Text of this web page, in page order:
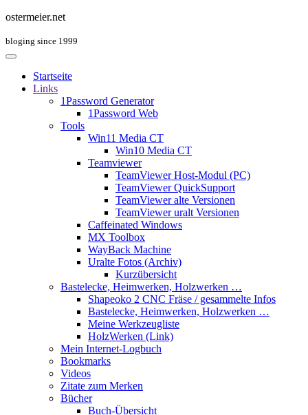
ostermeier.net
bloging since 1999
Startseite
Links
1Password Generator
1Password Web
Tools
Win11 Media CT
Win10 Media CT
Teamviewer
TeamViewer Host-Modul (PC)
TeamViewer QuickSupport
TeamViewer alte Versionen
TeamViewer uralt Versionen
Caffeinated Windows
MX Toolbox
WayBack Machine
Uralte Fotos (Archiv)
Kurzübersicht
Bastelecke, Heimwerken, Holzwerken …
Shapeoko 2 CNC Fräse / gesammelte Infos
Bastelecke, Heimwerken, Holzwerken …
Meine Werkzeugliste
HolzWerken (Link)
Mein Internet-Logbuch
Bookmarks
Videos
Zitate zum Merken
Bücher
Buch-Übersicht